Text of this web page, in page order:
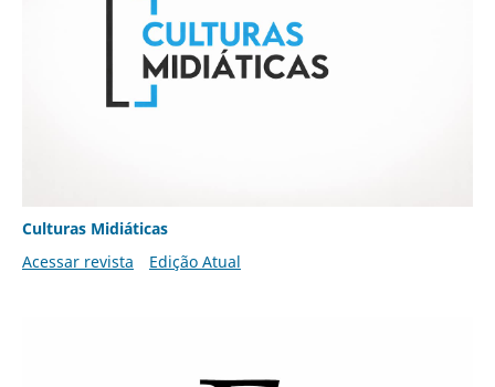
Culturas Midiáticas
Acessar revista
Edição Atual